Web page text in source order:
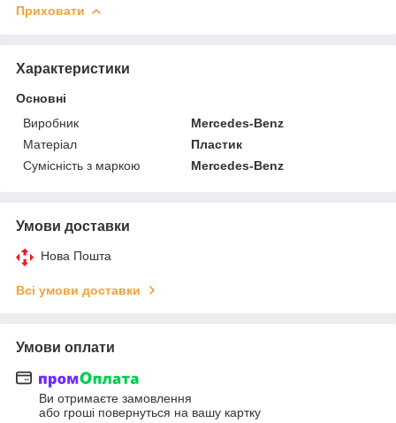
Приховати
Характеристики
Основні
Виробник
Mercedes-Benz
Матеріал
Пластик
Сумісність з маркою
Mercedes-Benz
Умови доставки
Нова Пошта
Всі умови доставки
Умови оплати
Ви отримаєте замовлення
або гроші повернуться на вашу картку